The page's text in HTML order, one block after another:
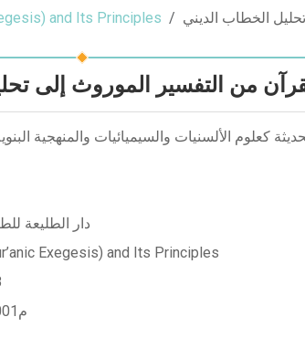
and Its Principles الخطاب الديني
من التفسير الموروث إلى
كعلوم الألسنيات والسيميائيات والمنهجية
دار الطليعة
Exegesis) and Its Principles
2001م